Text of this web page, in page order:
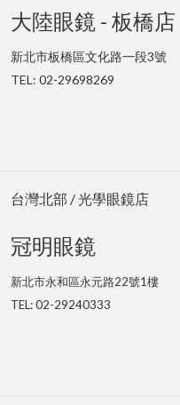
大陸眼鏡 - 板橋店
新北市板橋區文化路一段3號
TEL: 02-29698269
台灣北部 / 光學眼鏡店
冠明眼鏡
新北市永和區永元路22號1樓
TEL: 02-29240333